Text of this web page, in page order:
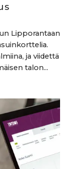
Lipporantaan
ja viidettä
talon...